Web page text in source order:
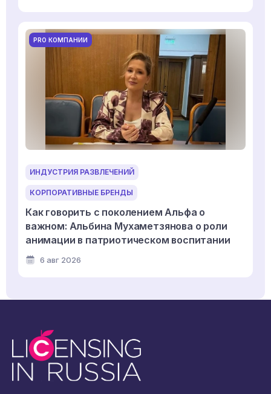
PRO КОМПАНИИ
ИНДУСТРИЯ РАЗВЛЕЧЕНИЙ
КОРПОРАТИВНЫЕ БРЕНДЫ
Как говорить с поколением Альфа о
важном: Альбина Мухаметзянова о роли
анимации в патриотическом воспитании
6 авг 2026